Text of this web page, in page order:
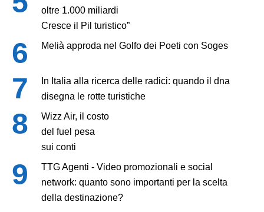
oltre 1.000 miliardi
Cresce il Pil turistico”
Melià approda nel Golfo dei Poeti con Soges
In Italia alla ricerca delle radici: quando il dna
disegna le rotte turistiche
Wizz Air, il costo
del fuel pesa
sui conti
TTG Agenti - Video promozionali e social
network: quanto sono importanti per la scelta
della destinazione?